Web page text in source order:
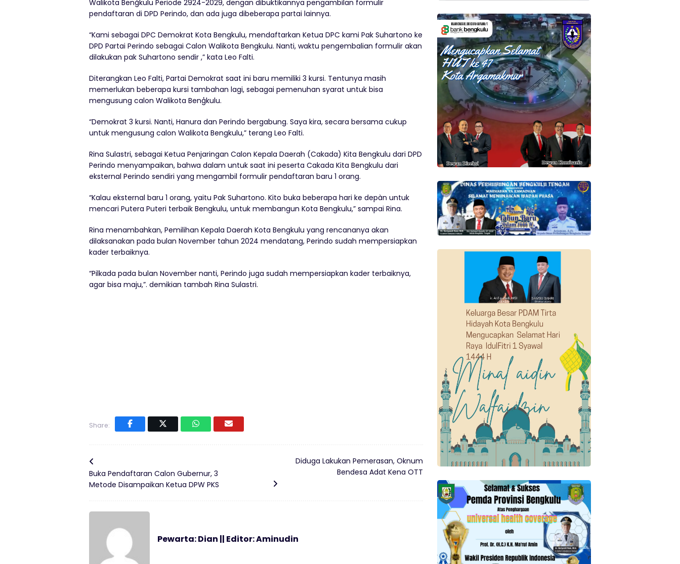
Walikota Benģkulu Periode 2924-2029, dengan dibuktikannya pengambilan formulir
pendaftaran di DPD Perindo, dan ada juga dibeberapa partai lainnya.
“Kami sebagai DPC Demokrat Kota Bengkulu, mendaftarkan Ketua DPC kami Pak Suhartono ke
DPD Partai Perindo sebagai Calon Walikota Bengkulu. Nanti, waktu pengembalian formulir akan
dilakukan pak Suhartono sendir ,” kata Leo Falti.
Diterangkan Leo Falti, Partai Demokrat saat ini baru memiliki 3 kursi. Tentunya masih
memerlukan beberapa kursi tambahan lagi, sebagai pemenuhan syarat untuk bisa
mengusung calon Walikota Benģkulu.
“Demokrat 3 kursi. Nanti, Hanura dan Perindo bergabung. Saya kira, secara bersama cukup
untuk mengusung calon Walikota Bengkulu,” terang Leo Falti.
Rina Sulastri, sebagai Ketua Penjaringan Calon Kepala Daerah (Cakada) Kita Bengkulu dari DPD
Perindo menyampaikan, bahwa dalam untuk saat ini peserta Cakada Kita Bengkulu dari
eksternal Perindo sendiri yang mengambil formulir pendaftaran baru 1 orang.
“Kalau eksternal baru 1 orang, yaitu Pak Suhartono. Kito buka beberapa hari ke depàn untuk
mencari Putera Puteri terbaik Bengkulu, untuk membangun Kota Bengkulu,” sampai Rina.
Rina menambahkan, Pemilihan Kepala Daerah Kota Bengkulu yang rencananya akan
dilaksanakan pada bulan November tahun 2024 mendatang, Perindo sudah mempersiapkan
kader terbaiknya.
“Pilkada pada bulan November nanti, Perindo juga sudah mempersiapkan kader terbaiknya,
agar bisa maju,”. demikian tambah Rina Sulastri.
Share:
Buka Pendaftaran Calon Gubernur, 3
Metode Disampaikan Ketua DPW PKS
Diduga Lakukan Pemerasan, Oknum
Bendesa Adat Kena OTT
Pewarta: Dian || Editor: Aminudin